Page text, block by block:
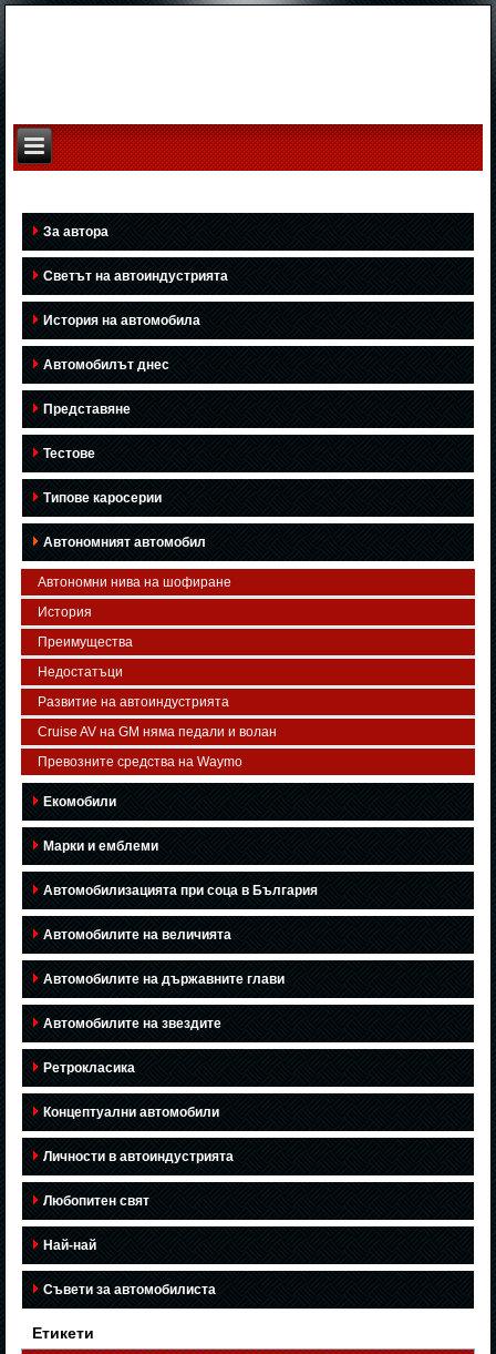
За автора
Светът на автоиндустрията
История на автомобила
Автомобилът днес
Представяне
Тестове
Типове каросерии
Автономният автомобил
Автономни нива на шофиране
История
Преимущества
Недостатъци
Развитие на автоиндустрията
Cruise AV на GM няма педали и волан
Превозните средства на Waymo
Екомобили
Марки и емблеми
Автомобилизацията при соца в България
Автомобилите на величията
Автомобилите на държавните глави
Автомобилите на звездите
Ретрокласика
Концептуални автомобили
Личности в автоиндустрията
Любопитен свят
Най-най
Съвети за автомобилиста
Етикети